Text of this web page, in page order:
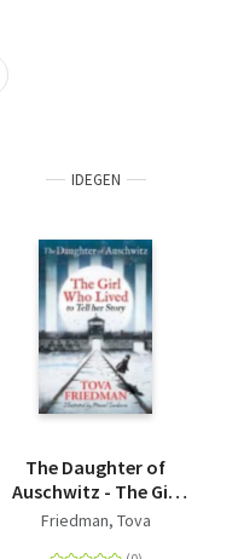
IDEGEN
The Daughter of
Auschwitz - The Girl
who Lived to Tell her
Friedman, Tova